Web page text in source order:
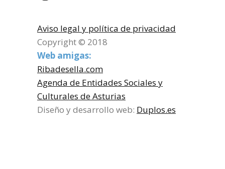
Aviso legal y política de privacidad
Copyright © 2018
Web amigas:
Ribadesella.com
Agenda de Entidades Sociales y
Culturales de Asturias
Diseño y desarrollo web: Duplos.es